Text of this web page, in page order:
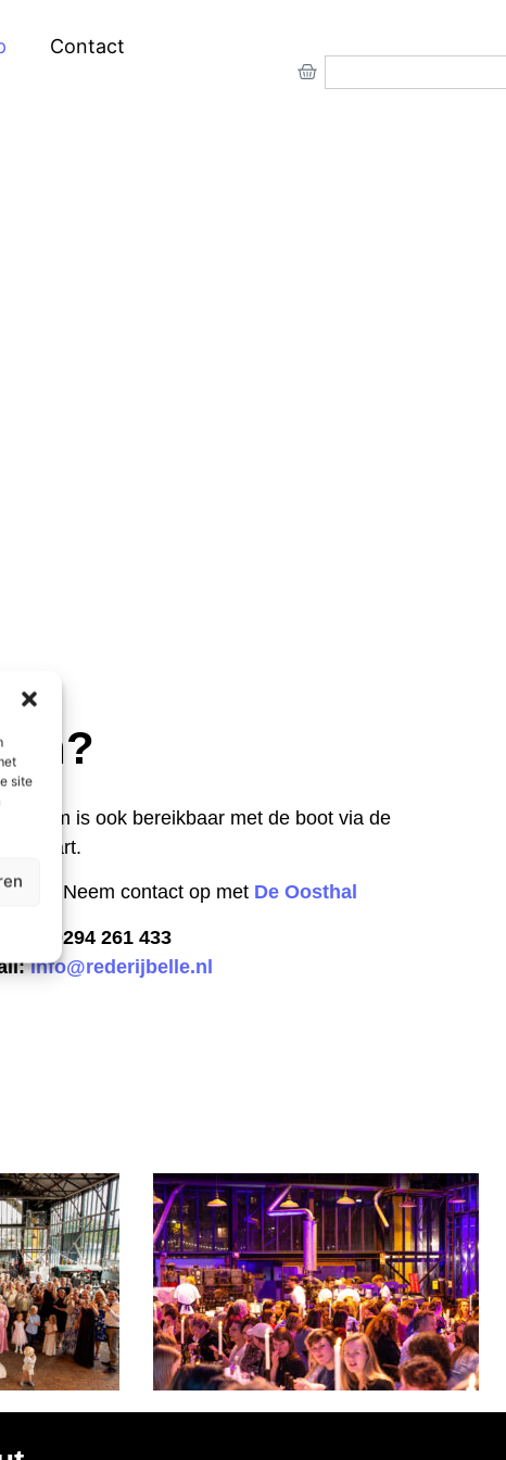
site
Contact
museum is ook bereikbaar met de boot via de
Vaart.
Neem contact op met De Oosthal
0294 261 433
info@rederijbelle.nl